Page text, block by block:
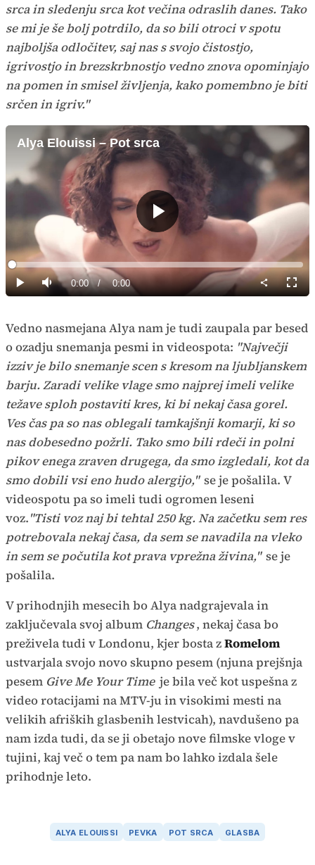
srca in sledenju srca kot večina odraslih danes. Tako
se mi je še bolj potrdilo, da so bili otroci v spotu
najboljša odločitev, saj nas s svojo čistostjo,
igrivostjo in brezskrbnostjo vedno znova opominjajo
na pomen in smisel življenja, kako pomembno je biti
srčen in igriv."
Alya Elouissi – Pot srca
Predvajaj
Predvajaj
Tiho Current
0:00 / Duration
0:00
Loaded:
0%
način
Vedno nasmejana Alya nam je tudi zaupala par besed
o ozadju snemanja pesmi in videospota: "Največji
izziv je bilo snemanje scen s kresom na ljubljanskem
barju. Zaradi velike vlage smo najprej imeli velike
težave sploh postaviti kres, ki bi nekaj časa gorel.
Ves čas pa so nas oblegali tamkajšnji komarji, ki so
nas dobesedno požrli. Tako smo bili rdeči in polni
pikov enega zraven drugega, da smo izgledali, kot da
smo dobili vsi eno hudo alergijo," se je pošalila. V
videospotu pa so imeli tudi ogromen leseni
voz."Tisti voz naj bi tehtal 250 kg. Na začetku sem res
potrebovala nekaj časa, da sem se navadila na vleko
in sem se počutila kot prava vprežna živina," se je
pošalila.
V prihodnjih mesecih bo Alya nadgrajevala in
zaključevala svoj album Changes, nekaj časa bo
preživela tudi v Londonu, kjer bosta zRomelom
ustvarjala svojo novo skupno pesem (njuna prejšnja
pesem Give Me Your Time je bila več kot uspešna z
video rotacijami na MTV-ju in visokimi mesti na
velikih afriških glasbenih lestvicah), navdušeno pa
nam izda tudi, da se ji obetajo nove filmske vloge v
tujini, kaj več o tem pa nam bo lahko izdala šele
prihodnje leto.
ALYA ELOUISSI PEVKA POT SRCA GLASBA